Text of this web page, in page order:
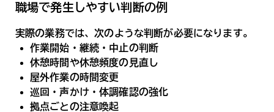
職場で発生しやすい判断の例
実際の業務では、次のような判断が必要になります。
作業開始・継続・中止の判断
休憩時間や休憩頻度の見直し
屋外作業の時間変更
巡回・声かけ・体調確認の強化
拠点ごとの注意喚起